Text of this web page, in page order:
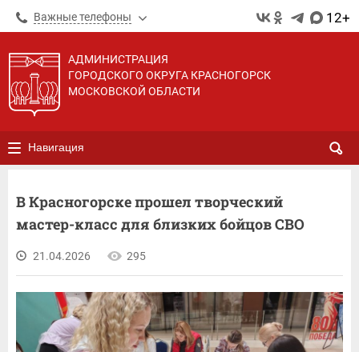
Важные телефоны 12+
АДМИНИСТРАЦИЯ
ГОРОДСКОГО ОКРУГА КРАСНОГОРСК
МОСКОВСКОЙ ОБЛАСТИ
Навигация
В Красногорске прошел творческий
мастер-класс для близких бойцов СВО
21.04.2026 295